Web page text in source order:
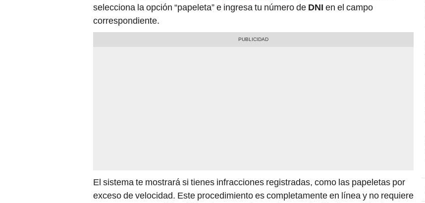
selecciona la opción “papeleta” e ingresa tu número de DNI en el campo
correspondiente.
El sistema te mostrará si tienes infracciones registradas, como las papeletas por
exceso de velocidad. Este procedimiento es completamente en línea y no requiere